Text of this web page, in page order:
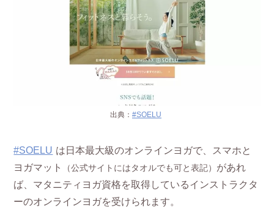
出典： #SOELU
#SOELU は日本最大級のオンラインヨガで、スマホと
ヨガマット
（公式サイトにはタオルでも可と表記） があれ
ば、マタニティヨガ資格を取得しているインストラクタ
ーのオンラインヨガを受けられます。